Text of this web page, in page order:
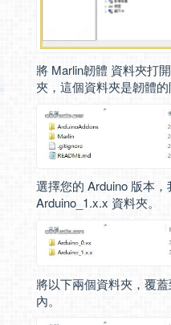
將 Marlin韌體 資料夾打
夾，這個資料夾是韌體的
選擇您的 Arduino 版本
Arduino_1.x.x 資料夾。
將以下兩個資料夾，覆
內。